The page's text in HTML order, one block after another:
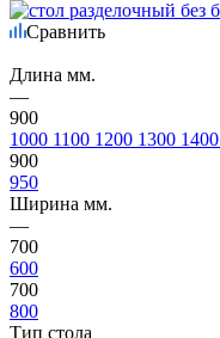
Сравнить
Длина мм.
—
900
1000 1100 1200 1300 1400
900
950
Ширина мм.
—
700
600
700
800
Тип стола